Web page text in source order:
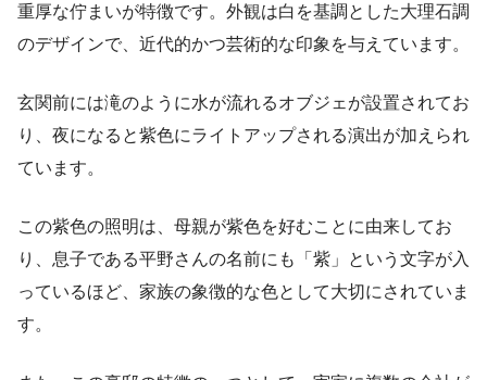
重厚な佇まいが特徴です。外観は白を基調とした大理石調
のデザインで、近代的かつ芸術的な印象を与えています。
玄関前には滝のように水が流れるオブジェが設置されてお
り、夜になると紫色にライトアップされる演出が加えられ
ています。
この紫色の照明は、母親が紫色を好むことに由来してお
り、息子である平野さんの名前にも「紫」という文字が入
っているほど、家族の象徴的な色として大切にされていま
す。